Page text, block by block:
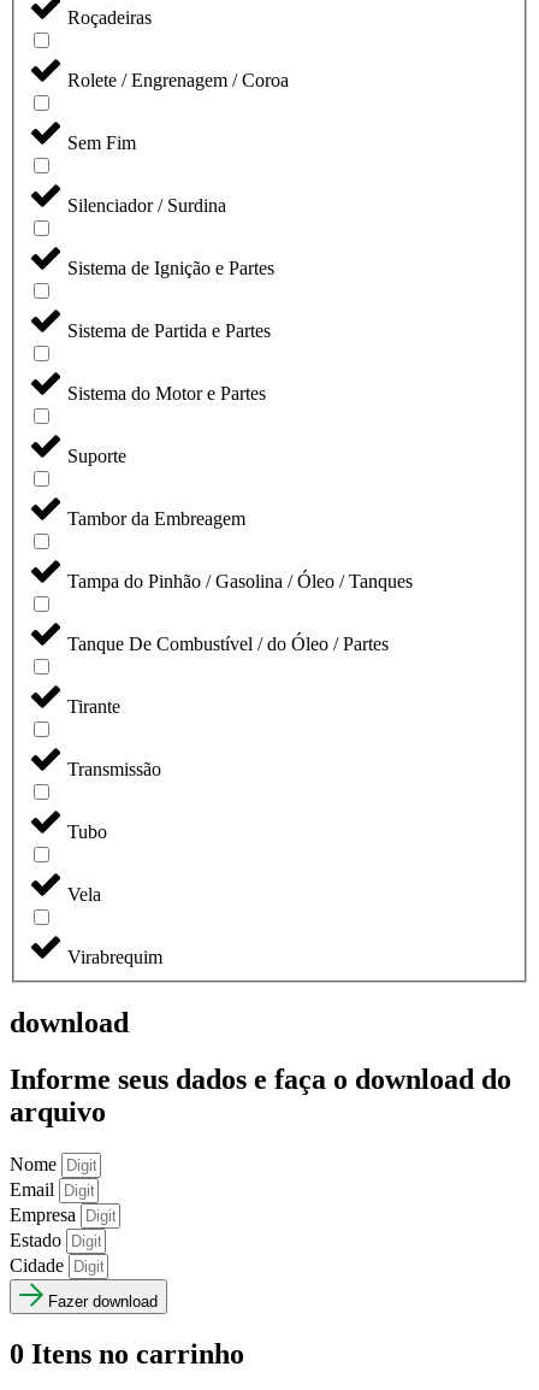
Roçadeiras
Rolete / Engrenagem / Coroa
Sem Fim
Silenciador / Surdina
Sistema de Ignição e Partes
Sistema de Partida e Partes
Sistema do Motor e Partes
Suporte
Tambor da Embreagem
Tampa do Pinhão / Gasolina / Óleo / Tanques
Tanque De Combustível / do Óleo / Partes
Tirante
Transmissão
Tubo
Vela
Virabrequim
download
Informe seus dados e faça o download do
arquivo
Nome
Email
Empresa
Estado
Cidade
Fazer download
0 Itens no carrinho